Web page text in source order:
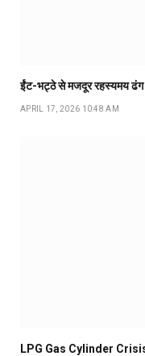
ईंट-भट्ठे से मजदूर रहस्यमय ढंग
APRIL 17, 2026 10:48 AM
LPG Gas Cylinder Crisis